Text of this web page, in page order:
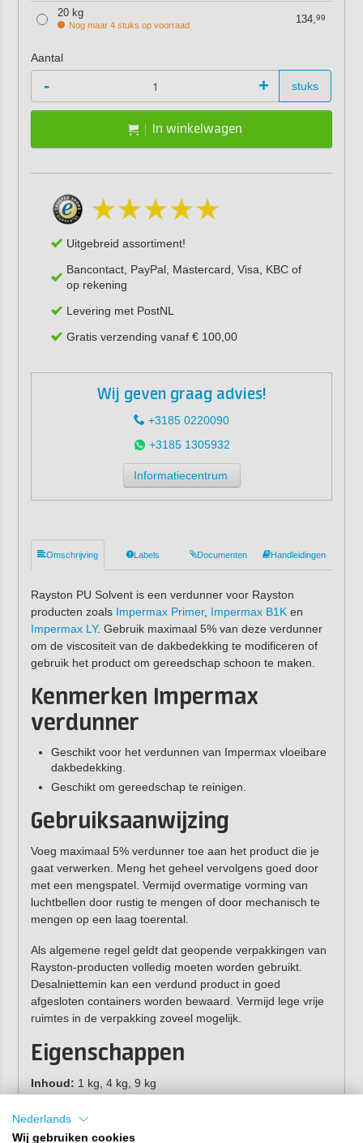
20 kg
Nog maar 4 stuks op voorraad 134,99
Aantal
- + stuks
In winkelwagen
Uitgebreid assortiment!
Bancontact, PayPal, Mastercard, Visa, KBC of
op rekening
Levering met PostNL
Gratis verzending vanaf € 100,00
Wij geven graag advies!
+3185 0220090
+3185 1305932
Informatiecentrum
Omschrijving Labels Documenten Handleidingen
Rayston PU Solvent is een verdunner voor Rayston
producten zoals Impermax Primer, Impermax B1Ken
Impermax LY. Gebruik maximaal 5% van deze verdunner
om de viscositeit van de dakbedekking te modificeren of
gebruik het product om gereedschap schoon te maken.
Kenmerken Impermax
verdunner
Geschikt voor het verdunnen van Impermax vloeibare
dakbedekking.
Geschikt om gereedschap te reinigen.
Gebruiksaanwijzing
Voeg maximaal 5% verdunner toe aan het product die je
gaat verwerken. Meng het geheel vervolgens goed door
met een mengspatel. Vermijd overmatige vorming van
luchtbellen door rustig te mengen of door mechanisch te
mengen op een laag toerental.
Als algemene regel geldt dat geopende verpakkingen van
Rayston-producten volledig moeten worden gebruikt.
Desalniettemin kan een verdund product in goed
afgesloten containers worden bewaard. Vermijd lege vrije
ruimtes in de verpakking zoveel mogelijk.
Eigenschappen
Inhoud: 1 kg, 4 kg, 9 kg
Flash point:
Dichtheid: 0,86 g/cm
Nederlands
Wij gebruiken cookies